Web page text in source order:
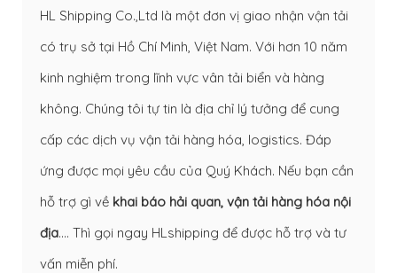
HL Shipping Co.,Ltd là một đơn vị giao nhận vận tải
có trụ sở tại Hồ Chí Minh, Việt Nam. Với hơn 10 năm
kinh nghiệm trong lĩnh vực vân tải biển và hàng
không. Chúng tôi tự tin là địa chỉ lý tưởng để cung
cấp các dịch vụ vận tải hàng hóa, logistics. Đáp
ứng được mọi yêu cầu của Quý Khách. Nếu bạn cần
hỗ trợ gì về khai báo hải quan, vận tải hàng hóa nội
địa…. Thì gọi ngay HLshipping để được hỗ trợ và tư
vấn miễn phí.